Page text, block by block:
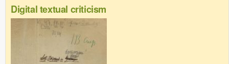
Digital textual criticism